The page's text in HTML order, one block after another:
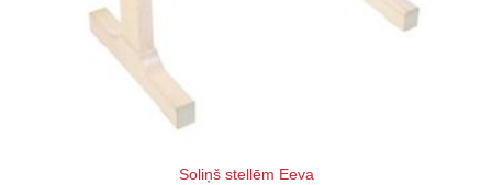
Soliņš stellēm Eeva